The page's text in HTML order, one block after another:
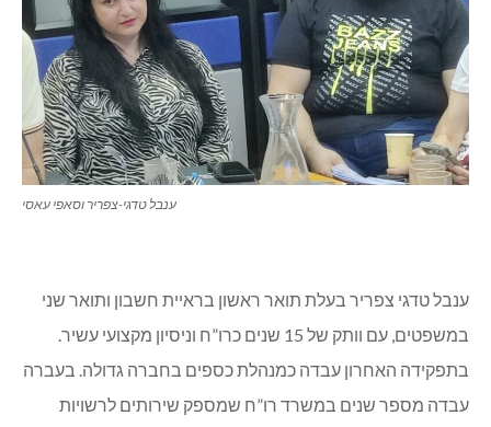
ענבל טדגי-צפריר וסאפי עאסי
ענבל טדגי צפריר בעלת תואר ראשון בראיית חשבון ותואר שני
במשפטים, עם וותק של 15 שנים כרו”ח וניסיון מקצועי עשיר.
בתפקידה האחרון עבדה כמנהלת כספים בחברה גדולה. בעברה
עבדה מספר שנים במשרד רו”ח שמספק שירותים לרשויות